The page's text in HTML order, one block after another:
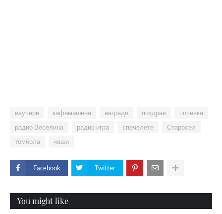
ваучери кафемашина награди поздрав
почивка
радио Веселина
радио игра спечелете
Старосел
томбола
чаши
Facebook Twitter
You might like